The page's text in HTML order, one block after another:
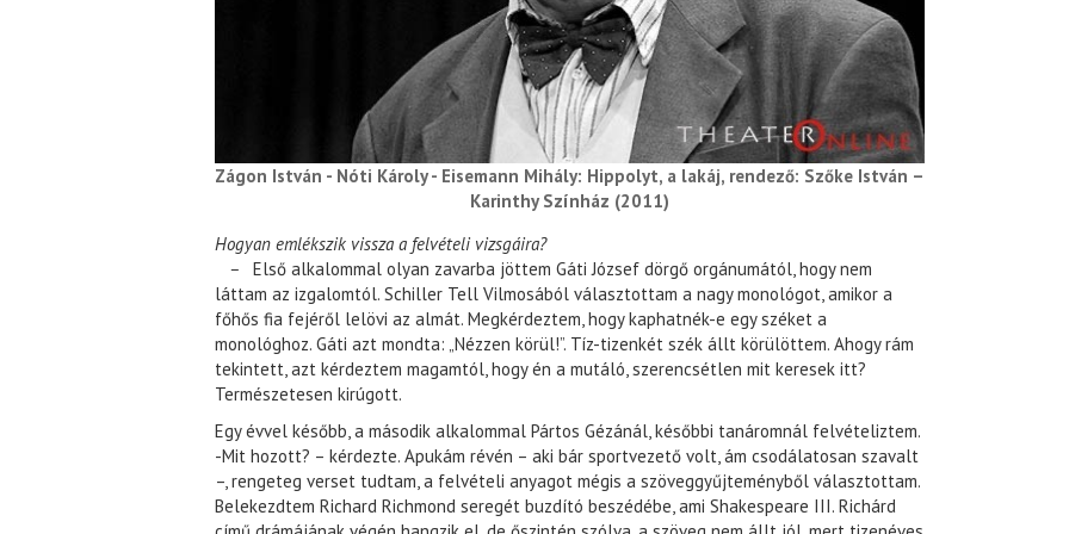
Zágon István - Nóti Károly - Eisemann Mihály: Hippolyt, a lakáj, rendező: Szőke István –
Karinthy Színház (2011)
Hogyan emlékszik vissza a felvételi vizsgáira?
– Első alkalommal olyan zavarba jöttem Gáti József dörgő orgánumától, hogy nem
láttam az izgalomtól. Schiller Tell Vilmosából választottam a nagy monológot, amikor a
főhős fia fejéről lelövi az almát. Megkérdeztem, hogy kaphatnék-e egy széket a
monológhoz. Gáti azt mondta: „Nézzen körül!”. Tíz-tizenkét szék állt körülöttem. Ahogy rám
tekintett, azt kérdeztem magamtól, hogy én a mutáló, szerencsétlen mit keresek itt?
Természetesen kirúgott.
Egy évvel később, a második alkalommal Pártos Gézánál, későbbi tanáromnál felvételiztem.
-Mit hozott? – kérdezte. Apukám révén – aki bár sportvezető volt, ám csodálatosan szavalt
–, rengeteg verset tudtam, a felvételi anyagot mégis a szöveggyűjteményből választottam.
Belekezdtem Richard Richmond seregét buzdító beszédébe, ami Shakespeare III. Richárd